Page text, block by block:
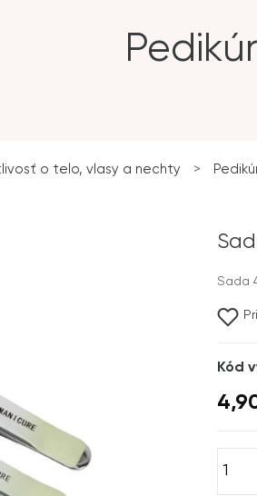
o telo, vlasy a nechty >
Sada
Kód